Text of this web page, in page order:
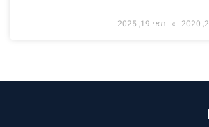
מאי 19, 2025